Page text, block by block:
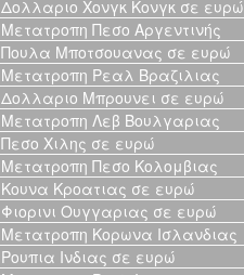
Δολλαριο Χονγκ Κονγκ σε ευρώ
Μετατροπη Πεσο Αργεντινής
Πουλα Μποτσουανας σε ευρώ
Μετατροπη Ρεαλ Βραζιλιας
Δολλαριο Μπρουνει σε ευρώ
Μετατροπη Λεβ Βουλγαριας
Πεσο Χιλης σε ευρώ
Μετατροπη Πεσο Κολομβιας
Κουνα Κροατιας σε ευρώ
Φιορινι Ουγγαριας σε ευρώ
Μετατροπη Κορωνα Ισλανδιας
Ρουπια Ινδιας σε ευρώ